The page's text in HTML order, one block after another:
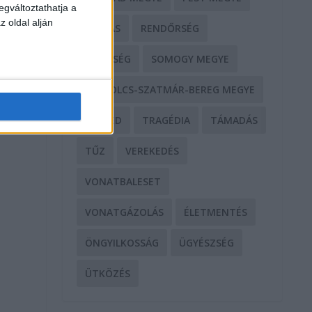
a
oldal alján
RABLÁS RENDŐRSÉG
SEGÍTSÉG SOMOGY MEGYE
SZABOLCS-SZATMÁR-BEREG MEGYE
SZEGED TRAGÉDIA TÁMADÁS
TŰZ VEREKEDÉS
VONATBALESET
VONATGÁZOLÁS ÉLETMENTÉS
ÖNGYILKOSSÁG ÜGYÉSZSÉG
ÜTKÖZÉS